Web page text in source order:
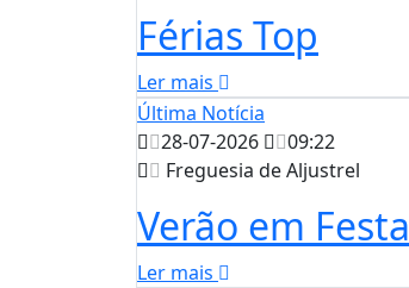
Férias Top
Ler mais
Última Notícia
28-07-2026
09:22
Freguesia de Aljustrel
Verão em Festa
Ler mais